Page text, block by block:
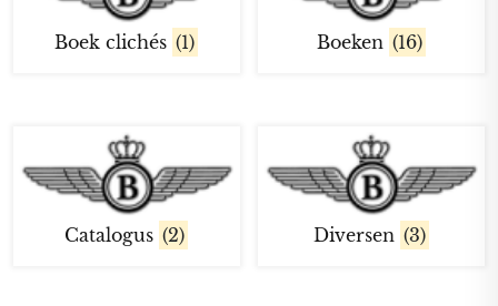
Boek clichés (1) Boeken (16)
Catalogus (2) Diversen (3)